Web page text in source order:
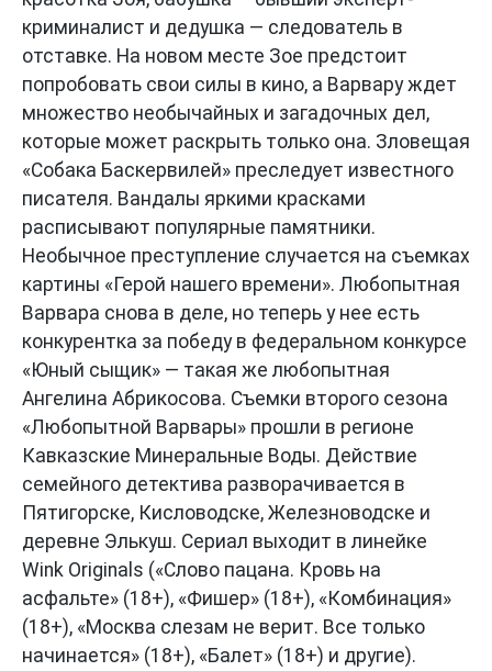
криминалист и дедушка — следователь в
отставке. На новом месте Зое предстоит
попробовать свои силы в кино, а Варвару ждет
множество необычайных и загадочных дел,
которые может раскрыть только она. Зловещая
«Собака Баскервилей» преследует известного
писателя. Вандалы яркими красками
расписывают популярные памятники.
Необычное преступление случается на съемках
картины «Герой нашего времени». Любопытная
Варвара снова в деле, но теперь у нее есть
конкурентка за победу в федеральном конкурсе
«Юный сыщик» — такая же любопытная
Ангелина Абрикосова. Съемки второго сезона
«Любопытной Варвары» прошли в регионе
Кавказские Минеральные Воды. Действие
семейного детектива разворачивается в
Пятигорске, Кисловодске, Железноводске и
деревне Элькуш. Сериал выходит в линейке
Wink Originals («Слово пацана. Кровь на
асфальте» (18+), «Фишер» (18+), «Комбинация»
(18+), «Москва слезам не верит. Все только
начинается» (18+), «Балет» (18+) и другие).